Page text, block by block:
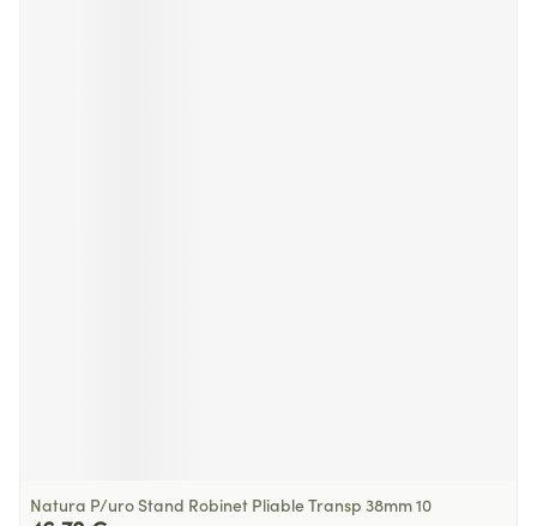
Natura P/uro Stand Robinet Pliable Transp 38mm 10